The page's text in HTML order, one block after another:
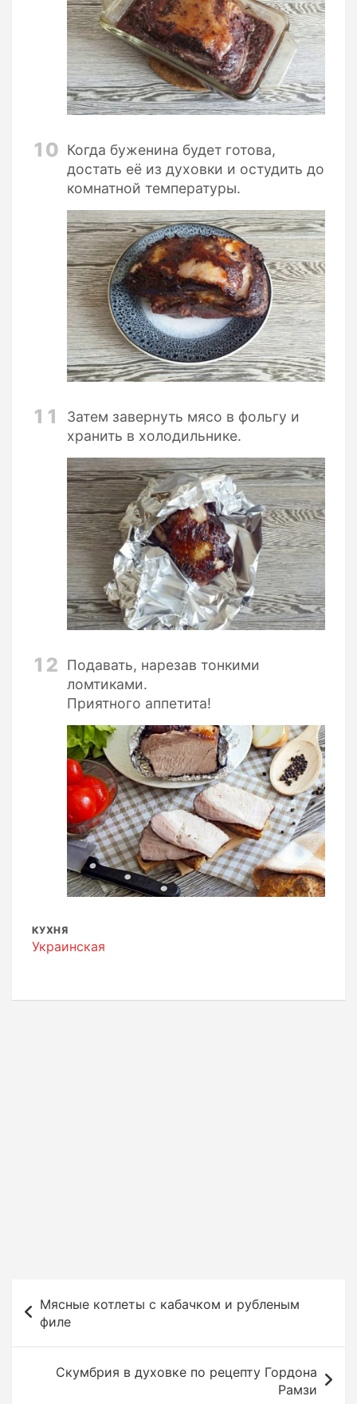
10 Когда буженина будет готова,
достать её из духовки и остудить до
комнатной температуры.
11
Затем завернуть мясо в фольгу и
хранить в холодильнике.
12
Подавать, нарезав тонкими
ломтиками.
Приятного аппетита!
КУХНЯ
Украинская
в
Мясные котлеты с кабачком и рубленым
филе
Скумбрия в духовке по рецепту Гордона
Рамзи